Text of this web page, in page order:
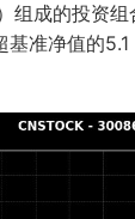
组成的投资组
准净值的